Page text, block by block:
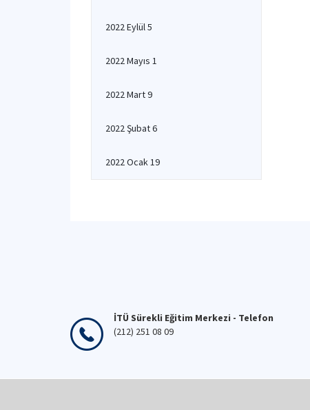
2022 Eylül 5
2022 Mayıs 1
2022 Mart 9
2022 Şubat 6
2022 Ocak 19
İTÜ Sürekli Eğitim Merkezi - Telefon
(212) 251 08 09